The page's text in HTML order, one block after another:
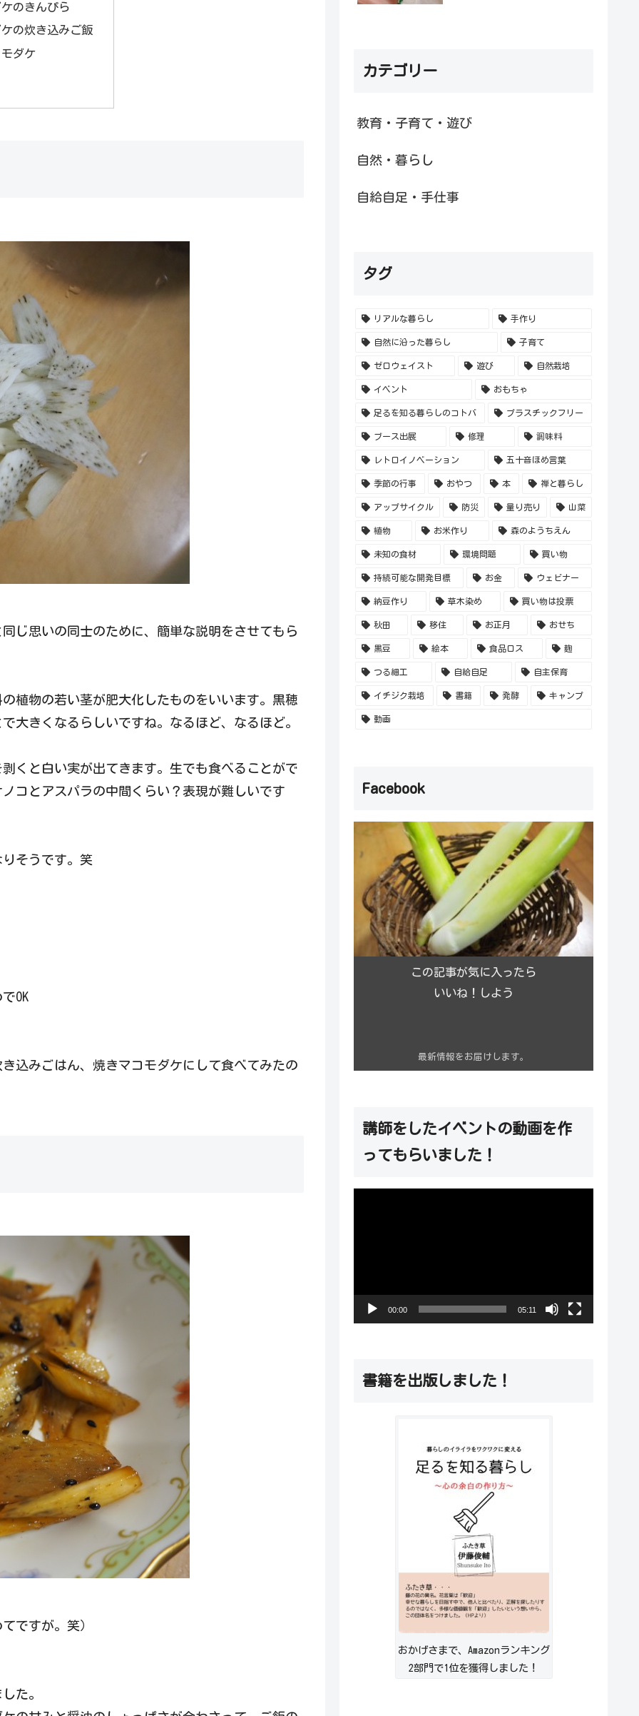
のきんぴら
の炊き込みご飯
ダケ
じ思いの同士のために、簡単な説明をさせてもら
植物の若い茎が肥大化したものをいいます。黒穂
大きくなるらしいですね。なるほど、なるほど。
くと白い実が出てきます。生でも食べることがで
コとアスパラの中間くらい？表現が難しいです
そうです。笑
OK
込みごはん、焼きマコモダケにして食べてみたの
ですが。笑）
た。
カテゴリー
教育・子育て・遊び
自然・暮らし
自給自足・手仕事
タグ
リアルな暮らし 手作り
自然に沿った暮らし 子育て
ゼロウェイスト 遊び 自然栽培
イベント おもちゃ
足るを知る暮らしのコトバ プラスチックフリー
ブース出展 修理 調味料
レトロイノベーション 五十音ほめ言葉
季節の行事 おやつ 本 禅と暮らし
アップサイクル 防災 量り売り 山菜
植物 お米作り 森のようちえん
未知の食材 環境問題 買い物
持続可能な開発目標 お金 ウェビナー
納豆作り 草木染め 買い物は投票
秋田 移住 お正月 おせち
黒豆 絵本 食品ロス 麹
つる細工 自給自足 自主保育
イチジク栽培 書籍 発酵 キャンプ
動画
Facebook
この記事が気に入ったら
いいね！しよう
最新情報をお届けします。
講師をしたイベントの動画を作
ってもらいました！
00:00 05:11
書籍を出版しました！
おかげさまで、Amazonランキング
2部門で1位を獲得しました！